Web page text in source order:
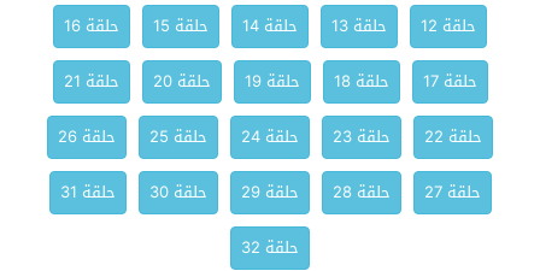
حلقة 12
حلقة 13 حلقة 14 حلقة 15
حلقة 16
حلقة 17
حلقة 18 حلقة 19 حلقة 20
حلقة 21
حلقة 22
حلقة 23 حلقة 24 حلقة 25
حلقة 26
حلقة 27
حلقة 28 حلقة 29 حلقة 30
حلقة 31
حلقة 32